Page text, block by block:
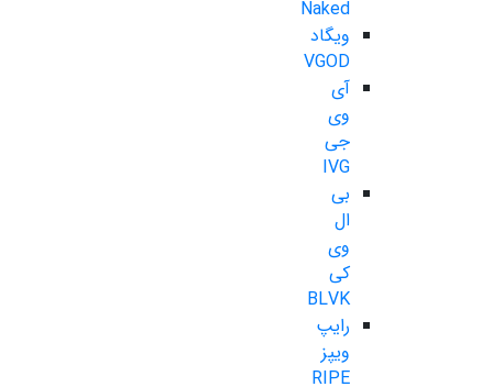
Naked
ویگاد
VGOD
آی
وی
جی
IVG
بی
ال
وی
کی
BLVK
رایپ
ویپز
RIPE